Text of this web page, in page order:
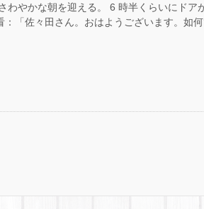
わやかな朝を迎える。 6 時半くらいにドア
：「佐々田さん。おはようございます。如